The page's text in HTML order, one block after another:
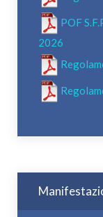
POF
2026